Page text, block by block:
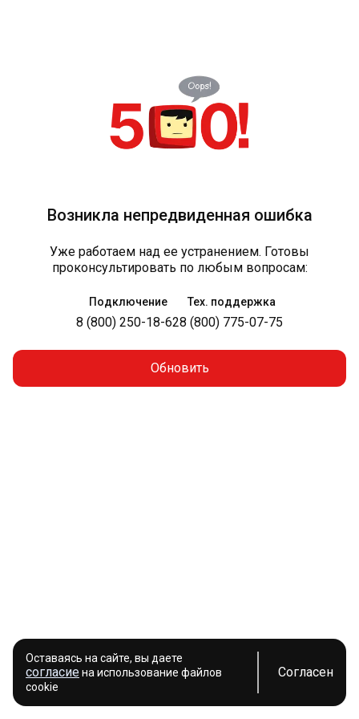
Возникла непредвиденная ошибка
Уже работаем над ее устранением. Готовы
проконсультировать по любым вопросам:
Подключение
8 (800) 250-18-62
Тех. поддержка
8 (800) 775-07-75
Обновить
Оставаясь на сайте, вы даете
согласиена использование файлов
cookie
Согласен